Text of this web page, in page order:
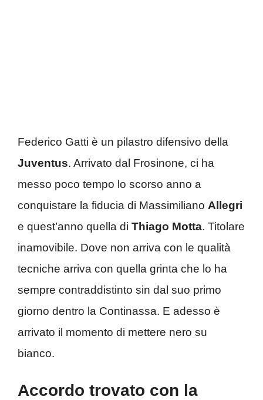
Federico Gatti è un pilastro difensivo della
Juventus. Arrivato dal Frosinone, ci ha
messo poco tempo lo scorso anno a
conquistare la fiducia di Massimiliano Allegri
e quest’anno quella di Thiago Motta. Titolare
inamovibile. Dove non arriva con le qualità
tecniche arriva con quella grinta che lo ha
sempre contraddistinto sin dal suo primo
giorno dentro la Continassa. E adesso è
arrivato il momento di mettere nero su
bianco.
Accordo trovato con la